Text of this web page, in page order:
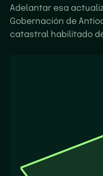
Adelantar esa
Gobernación de
catastral habilitado